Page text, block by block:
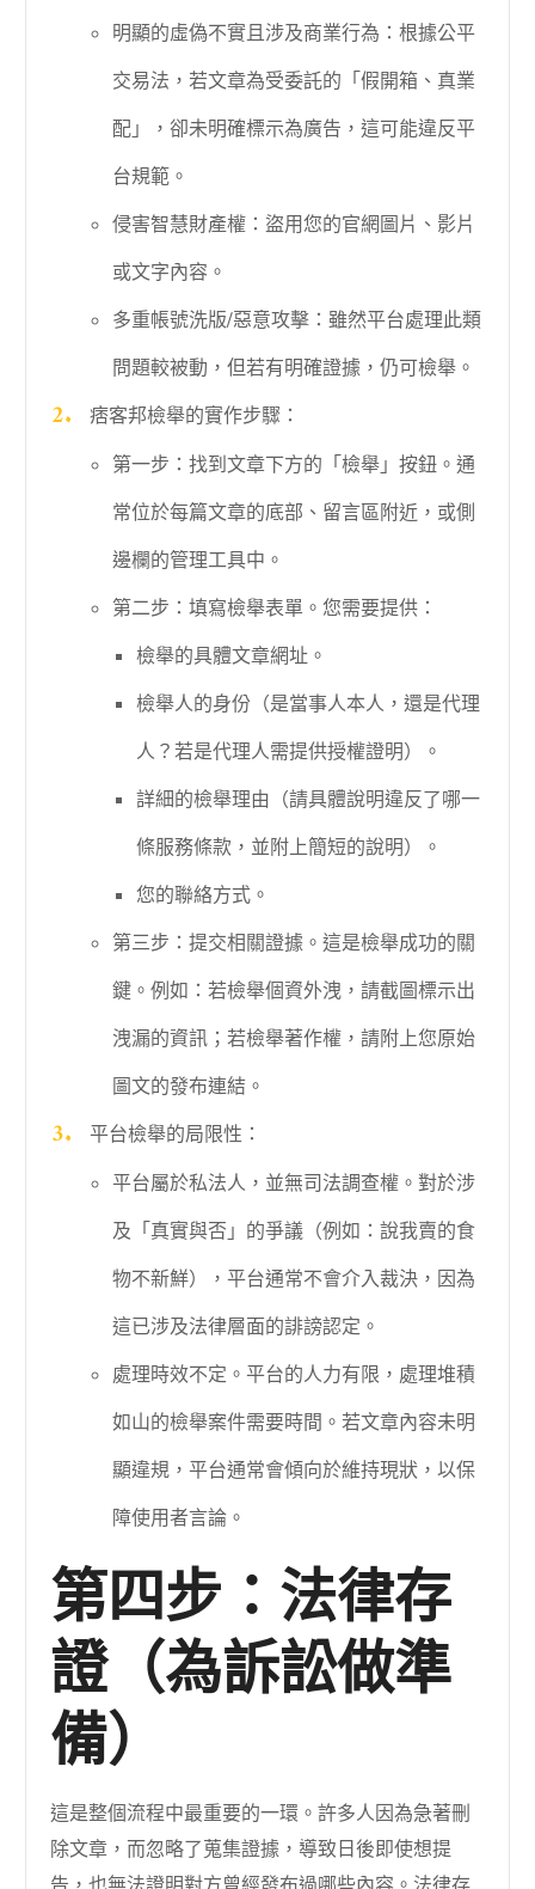
明顯的虛偽不實且涉及商業行為：根據公平
交易法，若文章為受委託的「假開箱、真業
配」，卻未明確標示為廣告，這可能違反平
台規範。
侵害智慧財產權：盜用您的官網圖片、影片
或文字內容。
多重帳號洗版/惡意攻擊：雖然平台處理此類
問題較被動，但若有明確證據，仍可檢舉。
痞客邦檢舉的實作步驟：
第一步：找到文章下方的「檢舉」按鈕。通
常位於每篇文章的底部、留言區附近，或側
邊欄的管理工具中。
第二步：填寫檢舉表單。您需要提供：
檢舉的具體文章網址。
檢舉人的身份（是當事人本人，還是代理
人？若是代理人需提供授權證明）。
詳細的檢舉理由（請具體說明違反了哪一
條服務條款，並附上簡短的說明）。
您的聯絡方式。
第三步：提交相關證據。這是檢舉成功的關
鍵。例如：若檢舉個資外洩，請截圖標示出
洩漏的資訊；若檢舉著作權，請附上您原始
圖文的發布連結。
平台檢舉的局限性：
平台屬於私法人，並無司法調查權。對於涉
及「真實與否」的爭議（例如：說我賣的食
物不新鮮），平台通常不會介入裁決，因為
這已涉及法律層面的誹謗認定。
處理時效不定。平台的人力有限，處理堆積
如山的檢舉案件需要時間。若文章內容未明
顯違規，平台通常會傾向於維持現狀，以保
障使用者言論。
第四步：法律存
證（為訴訟做準
備）
這是整個流程中最重要的一環。許多人因為急著刪
除文章，而忽略了蒐集證據，導致日後即使想提